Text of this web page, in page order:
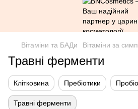
Вітаміни та БАДи Вітаміни за
Травні ферменти
Клітковина Пребіотики
Травні ферменти